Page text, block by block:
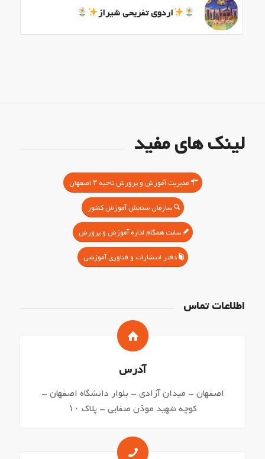
اردوی تفریحی شیراز
لینک های مفید
مدیریت آموزش و پرورش ناحیه ۳ اصفهان
سازمان سنجش آموزش کشور
سایت همگام اداره آموزش و پرورش
دفتر انتشارات و فناوری آموزشی
اطلاعات تماس
آدرس
اصفهان – میدان آزادی – بلوار دانشگاه اصفهان –
کوچه شهید موذن صفایی – پلاک ۱۰